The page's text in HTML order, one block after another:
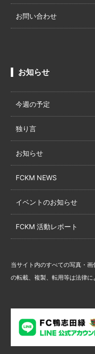
お問い合わせ
お知らせ
今週の予定
独り言
お知らせ
FCKM NEWS
イベントのお知らせ
FCKM 活動レポート
当サイト内のすべての写真・
の転載、複製、転用等は法律に